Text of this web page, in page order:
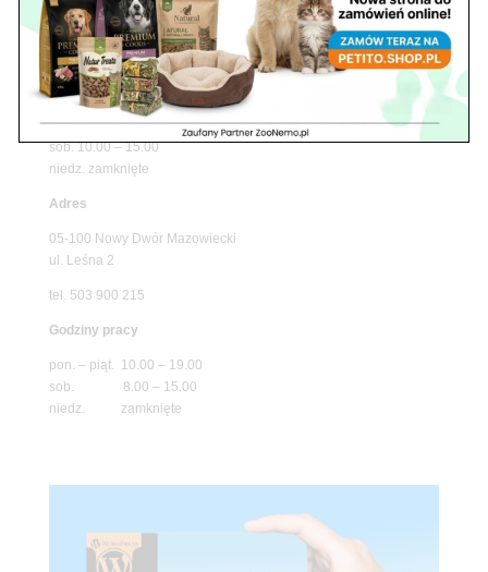
ul. Piłsudskiego 31,
pawilon 134
tel./fax. 22 784 71 96
Godziny pracy
pon. – piąt. 10.00 – 19.00
sob. 10.00 – 15.00
niedz. zamknięte
Adres
05-100 Nowy Dwór Mazowiecki
ul. Leśna 2
tel. 503 900 215
Godziny pracy
pon. – piąt. 10.00 – 19.00
sob. 8.00 – 15.00
niedz. zamknięte